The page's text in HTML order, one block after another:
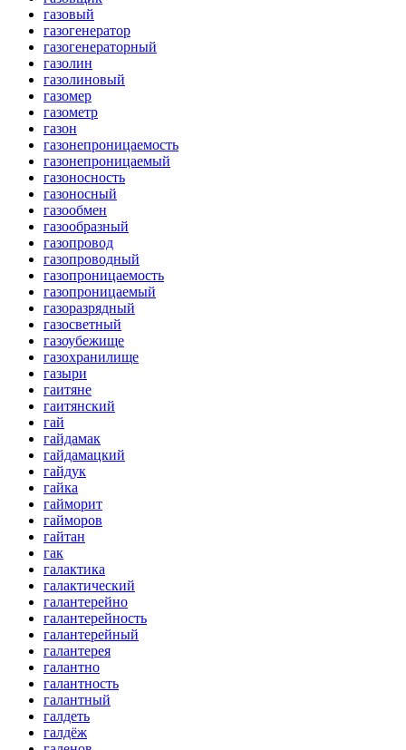
газовый
газогенератор
газогенераторный
газолин
газолиновый
газомер
газометр
газон
газонепроницаемость
газонепроницаемый
газоносность
газоносный
газообмен
газообразный
газопровод
газопроводный
газопроницаемость
газопроницаемый
газоразрядный
газосветный
газоубежище
газохранилище
газыри
гаитяне
гаитянский
гай
гайдамак
гайдамацкий
гайдук
гайка
гайморит
гайморов
гайтан
гак
галактика
галактический
галантерейно
галантерейность
галантерейный
галантерея
галантно
галантность
галантный
галдеть
галдёж